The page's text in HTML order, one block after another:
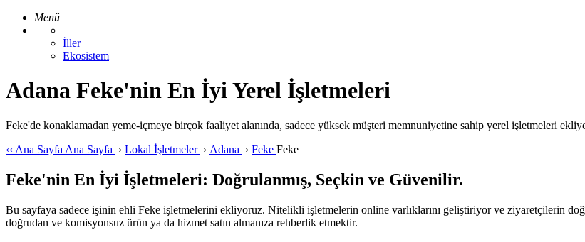
Menü
İller
Ekosistem
Adana Feke'nin En İyi Yerel İşletmeleri
Feke'de konaklamadan yeme-içmeye birçok faaliyet alanında, sadece yüksek müşteri memnuniyetine sahip yerel işletmeleri
‹‹ Ana Sayfa Ana Sayfa › Lokal İşletmeler › Adana › Feke Feke
Feke'nin En İyi İşletmeleri: Doğrulanmış, Seçkin ve Güvenilir.
Bu sayfaya sadece işinin ehli Feke işletmelerini ekliyoruz. Nitelikli işletmelerin online varlıklarını geliştiriyor ve ziyaretçilerin
doğrudan ve komisyonsuz ürün ya da hizmet satın almanıza rehberlik etmektir.